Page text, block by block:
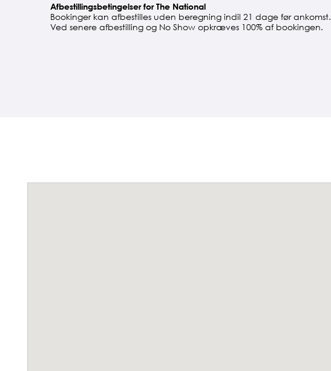
Afbestillingsbetingelser for The National
Bookinger kan afbestilles uden beregning indil 21 dage før ankomst.
Ved senere afbestilling og No Show opkræves 100% af bookingen.